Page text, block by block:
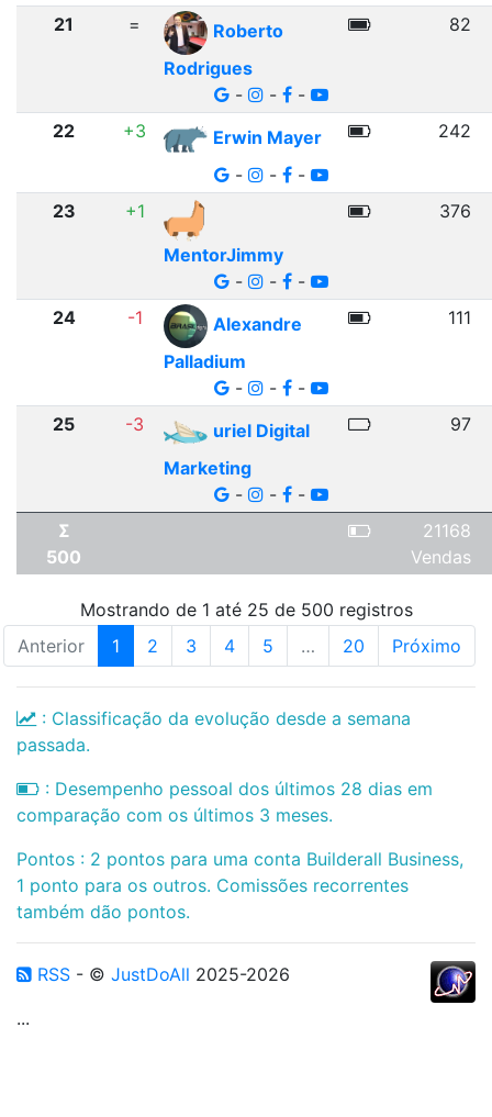
21 =
Roberto
Rodrigues
-
- -
82
22 +3
Erwin Mayer
-
- -
242
23
+1
MentorJimmy
-
- -
376
24 -1
Alexandre
Palladium
-
- -
111
25 -3
uriel Digital
Marketing
-
- -
97
Σ
500
21168
Vendas
Mostrando de 1 até 25 de 500 registros
Anterior
1 2 3 4 5 … 20 Próximo
: Classificação da evolução desde a semana
passada.
: Desempenho pessoal dos últimos 28 dias em
comparação com os últimos 3 meses.
Pontos : 2 pontos para uma conta Builderall Business,
1 ponto para os outros. Comissões recorrentes
também dão pontos.
RSS - © JustDoAll 2025-2026
...